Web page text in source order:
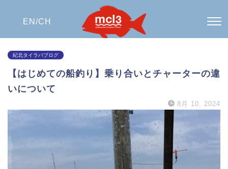
EN/CH
紀北タイラバブログ
【はじめての船釣り】乗り合いとチャーターの違
いについて
8月 10, 2024